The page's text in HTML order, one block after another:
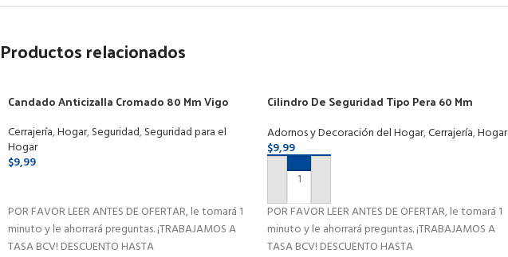
Productos relacionados
Candado Anticizalla Cromado 80 Mm Vigo
Cerrajería,Hogar,Seguridad,Seguridad para el
Hogar
$9,99
POR FAVOR LEER ANTES DE OFERTAR, le tomará 1
minuto y le ahorrará preguntas. ¡TRABAJAMOS A
TASA BCV! DESCUENTO HASTA
Cilindro De Seguridad Tipo Pera 60 Mm
Adornos y Decoración del Hogar,Cerrajería,Hogar
$9,99
AÑADIR AL CARRITO
POR FAVOR LEER ANTES DE OFERTAR, le tomará 1
minuto y le ahorrará preguntas. ¡TRABAJAMOS A
TASA BCV! DESCUENTO HASTA